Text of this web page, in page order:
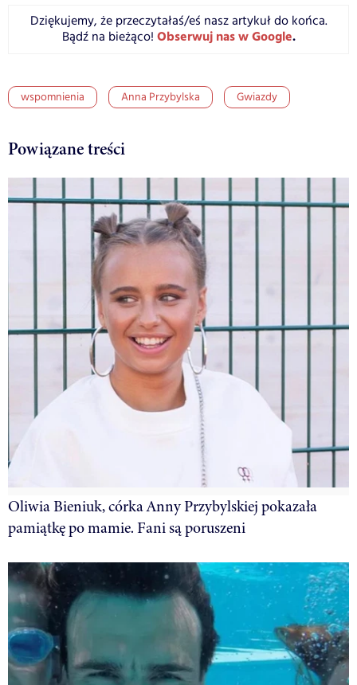
Dziękujemy, że przeczytałaś/eś nasz artykuł do końca.
Bądź na bieżąco! Obserwuj nas w Google.
wspomnienia Anna Przybylska Gwiazdy
Powiązane treści
Oliwia Bieniuk, córka Anny Przybylskiej pokazała
pamiątkę po mamie. Fani są poruszeni